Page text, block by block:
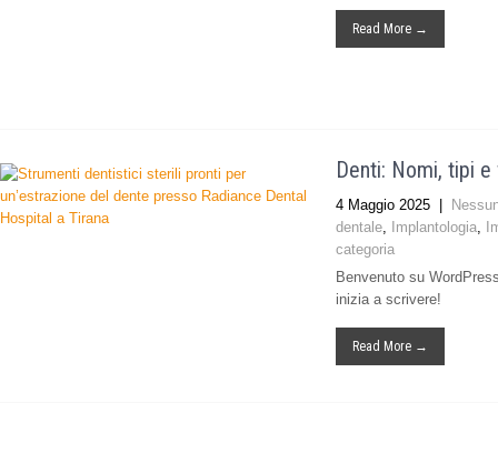
Read More →
Denti: Nomi, tipi e
4 Maggio 2025 |
dentale, Implantologia,
categoria
Benvenuto su
inizia a scrivere!
Read More →